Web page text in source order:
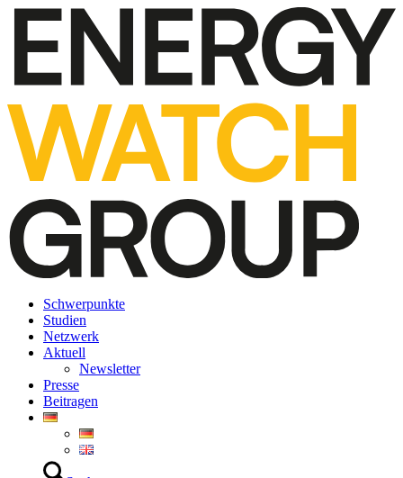
Schwerpunkte
Studien
Netzwerk
Aktuell
Newsletter
Presse
Beitragen